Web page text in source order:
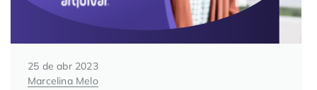
25 de abr 2023
Marcelina Melo